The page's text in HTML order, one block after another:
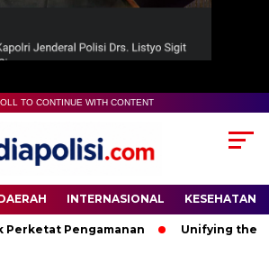
TO CONTINUE WITH CONTENT
INTERNASIONAL KESEHATAN
Pengamanan Unifying the